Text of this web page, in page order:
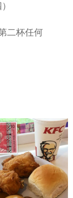
二杯任何